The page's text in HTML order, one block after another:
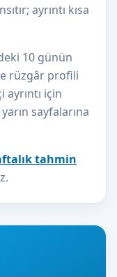
ayrıntı kısa
10 günün
rüzgâr profili
ayrıntı için
sayfalarına
tahmin